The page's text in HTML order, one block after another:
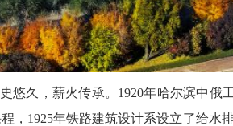
悠久，薪火传承。1920年哈尔滨中俄
，1925年铁路建筑设计系设立了给水